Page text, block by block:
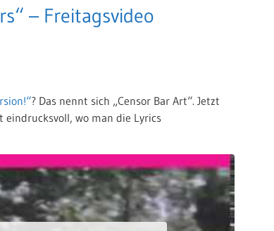
– Freitagsvideo
? Das nennt sich „Censor Bar Art“. Jetzt
eindrucksvoll, wo man die Lyrics